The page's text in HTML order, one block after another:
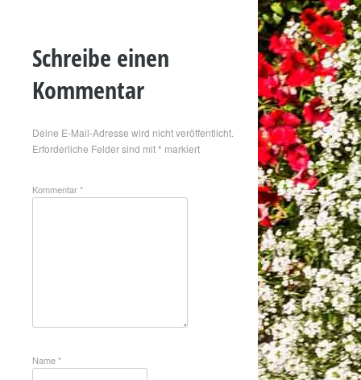
Schreibe einen
Kommentar
Deine E-Mail-Adresse wird nicht veröffentlicht.
Erforderliche Felder sind mit* markiert
Kommentar*
Name*